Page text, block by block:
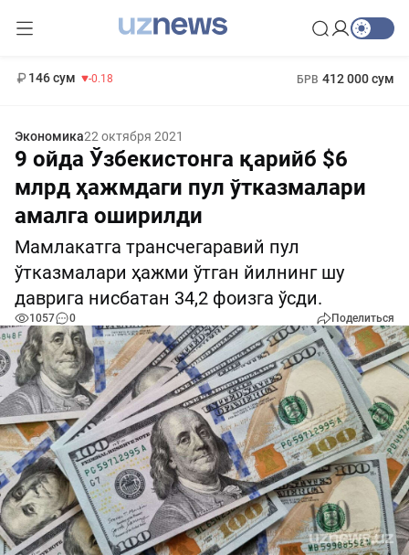
146 сум -0.18 БРВ 412 000 сум
Экономика22 октября 2021
9 ойда Ўзбекистонга қарийб $6
млрд ҳажмдаги пул ўтказмалари
амалга оширилди
Мамлакатга трансчегаравий пул
ўтказмалари ҳажми ўтган йилнинг шу
даврига нисбатан 34,2 фоизга ўсди.
1057 0 Поделиться